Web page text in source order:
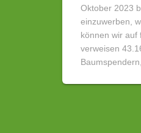
Oktober 2023
einzuwerben,
können wir auf
verweisen
Baumspendern,